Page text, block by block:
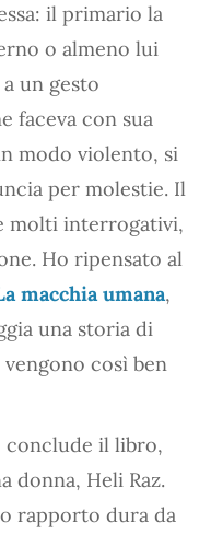
il primario la
o almeno lui
un gesto
faceva con sua
modo violento, si
per molestie. Il
molti interrogativi,
Ho ripensato al
macchia umana,
una storia di
così ben
il libro,
donna, Heli Raz.
rapporto dura da